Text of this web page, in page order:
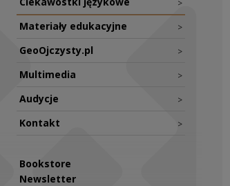
>
Materiały edukacyjne >
GeoOjczysty.pl >
Multimedia >
Audycje >
Kontakt >
Bookstore
Newsletter